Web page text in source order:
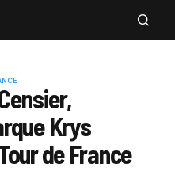
Krys
de France